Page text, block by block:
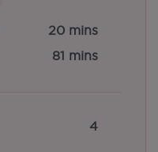
20 mins
81 mins
4